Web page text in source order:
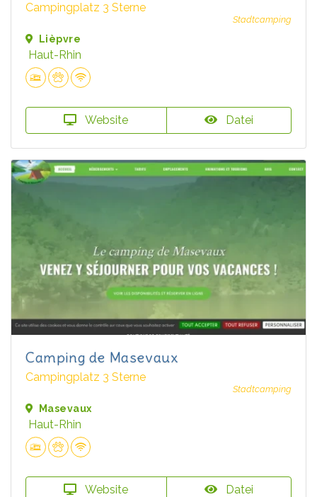
Campingplatz 3 Sterne
Stadtcamping
Lièpvre
Haut-Rhin
Website Datei
Camping de Masevaux
Campingplatz 3 Sterne
Stadtcamping
Masevaux
Haut-Rhin
Website Datei